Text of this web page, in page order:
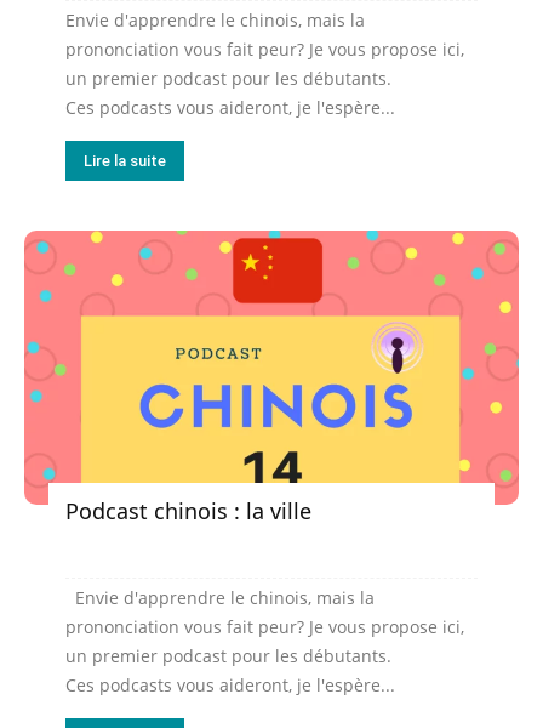
Envie d'apprendre le chinois, mais la
prononciation vous fait peur? Je vous propose ici,
un premier podcast pour les débutants.
Ces podcasts vous aideront, je l'espère...
Lire la suite
Podcast chinois : la ville
Envie d'apprendre le chinois, mais la
prononciation vous fait peur? Je vous propose ici,
un premier podcast pour les débutants.
Ces podcasts vous aideront, je l'espère...